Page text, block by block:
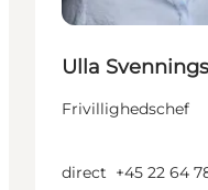
Ulla
Frivillighedschef
direct +45 22 64